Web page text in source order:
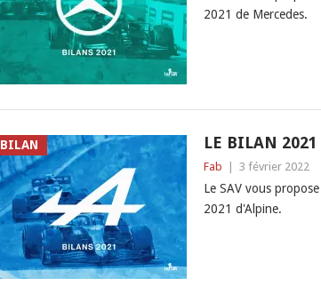
2021 de Mercedes.
BILAN LE BILAN
Fab 3 février 2022
Le SAV vous
2021 d'Alpine.